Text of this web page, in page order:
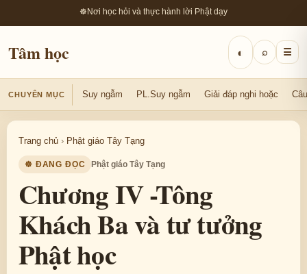
☸ Nơi học hỏi và thực hành lời Phật dạy
Tâm học ◐ ⌕ ☰
CHUYÊN MỤC Suy ngẫm PL.Suy ngẫm Giải đáp nghi hoặc
Trang chủ › Phật giáo Tây Tạng
☸ ĐANG ĐỌC Phật giáo Tây Tạng
Chương IV -Tông
Khách Ba và tư tưởng
Phật học